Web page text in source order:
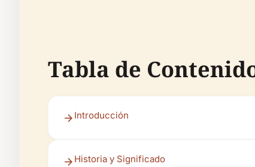
Tabla de
Introducción
Historia y Significado